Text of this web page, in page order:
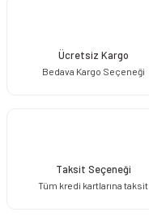
Ücretsiz Kargo
Bedava Kargo Seçeneği
Taksit Seçeneği
Tüm kredi kartlarına taksit